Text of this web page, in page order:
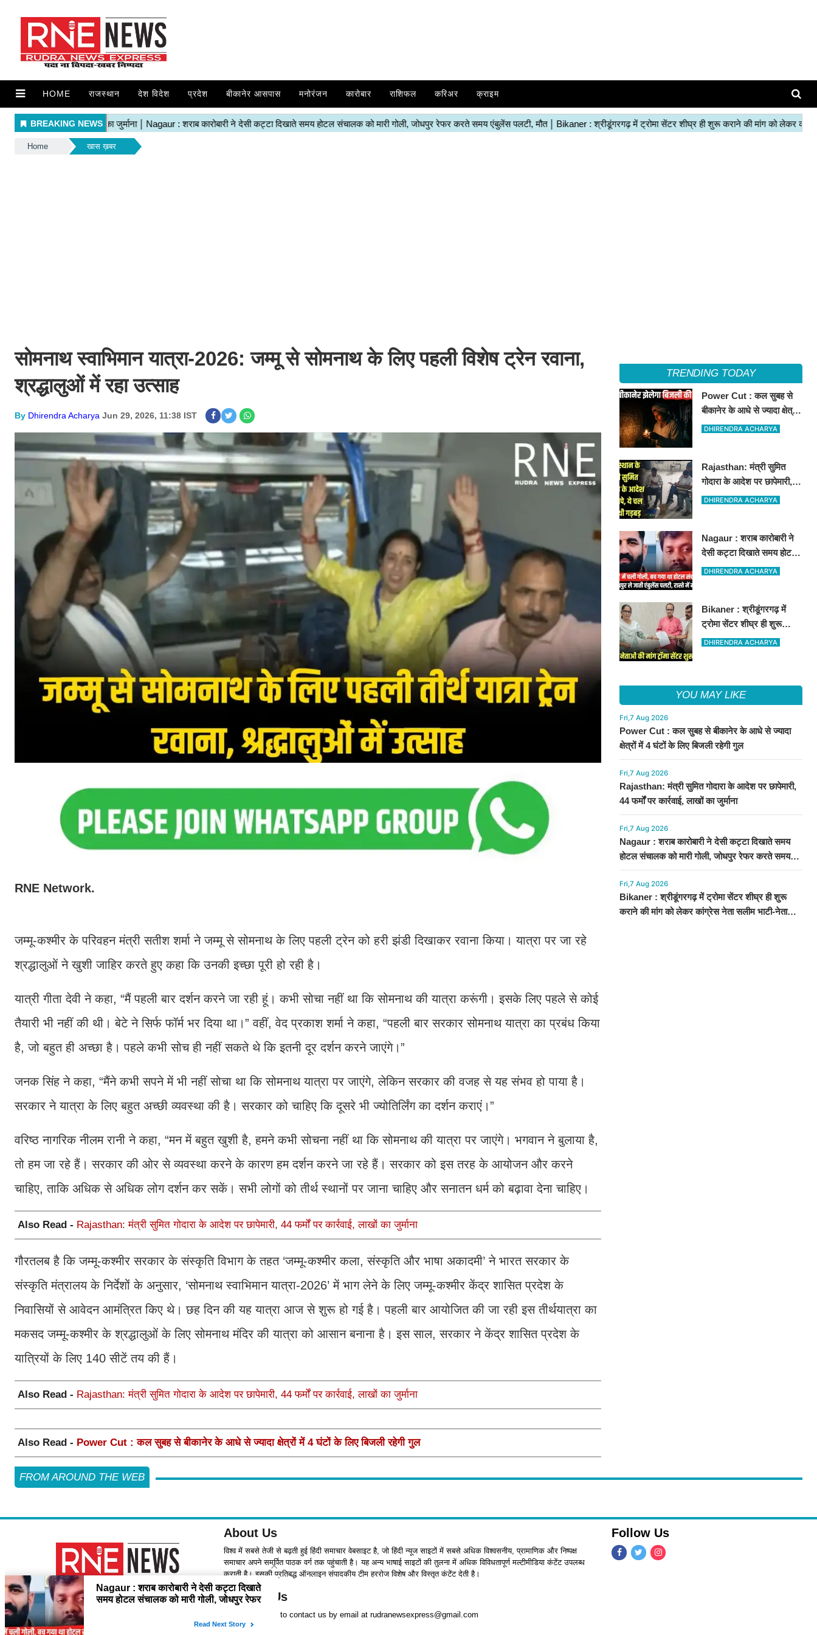
HOME राजस्थान देश विदेश प्रदेश बीकानेर आसपास मनोरंजन कारोबार राशिफल करिअर क्राइम
Home खास ख़बर
सोमनाथ स्वाभिमान यात्रा-2026: जम्मू से सोमनाथ के लिए पहली विशेष ट्रेन रवाना,
श्रद्धालुओं में रहा उत्साह
By Dhirendra Acharya Jun 29, 2026, 11:38 IST
RNE Network.
जम्मू-कश्मीर के परिवहन मंत्री सतीश शर्मा ने जम्मू से सोमनाथ के लिए पहली ट्रेन को हरी झंडी दिखाकर रवाना किया। यात्रा पर जा रहे
श्रद्धालुओं ने खुशी जाहिर करते हुए कहा कि उनकी इच्छा पूरी हो रही है।
यात्री गीता देवी ने कहा, “मैं पहली बार दर्शन करने जा रही हूं। कभी सोचा नहीं था कि सोमनाथ की यात्रा करूंगी। इसके लिए पहले से कोई
तैयारी भी नहीं की थी। बेटे ने सिर्फ फॉर्म भर दिया था।” वहीं, वेद प्रकाश शर्मा ने कहा, “पहली बार सरकार सोमनाथ यात्रा का प्रबंध किया
है, जो बहुत ही अच्छा है। पहले कभी सोच ही नहीं सकते थे कि इतनी दूर दर्शन करने जाएंगे।”
जनक सिंह ने कहा, “मैंने कभी सपने में भी नहीं सोचा था कि सोमनाथ यात्रा पर जाएंगे, लेकिन सरकार की वजह से यह संभव हो पाया है।
सरकार ने यात्रा के लिए बहुत अच्छी व्यवस्था की है। सरकार को चाहिए कि दूसरे भी ज्योतिर्लिंग का दर्शन कराएं।”
वरिष्ठ नागरिक नीलम रानी ने कहा, “मन में बहुत खुशी है, हमने कभी सोचना नहीं था कि सोमनाथ की यात्रा पर जाएंगे। भगवान ने बुलाया है,
तो हम जा रहे हैं। सरकार की ओर से व्यवस्था करने के कारण हम दर्शन करने जा रहे हैं। सरकार को इस तरह के आयोजन और करने
चाहिए, ताकि अधिक से अधिक लोग दर्शन कर सकें। सभी लोगों को तीर्थ स्थानों पर जाना चाहिए और सनातन धर्म को बढ़ावा देना चाहिए।
Also Read - Rajasthan: मंत्री सुमित गोदारा के आदेश पर छापेमारी, 44 फर्मों पर कार्रवाई, लाखों का जुर्माना
गौरतलब है कि जम्मू-कश्मीर सरकार के संस्कृति विभाग के तहत ‘जम्मू-कश्मीर कला, संस्कृति और भाषा अकादमी’ ने भारत सरकार के
संस्कृति मंत्रालय के निर्देशों के अनुसार, ‘सोमनाथ स्वाभिमान यात्रा-2026’ में भाग लेने के लिए जम्मू-कश्मीर केंद्र शासित प्रदेश के
निवासियों से आवेदन आमंत्रित किए थे। छह दिन की यह यात्रा आज से शुरू हो गई है। पहली बार आयोजित की जा रही इस तीर्थयात्रा का
मकसद जम्मू-कश्मीर के श्रद्धालुओं के लिए सोमनाथ मंदिर की यात्रा को आसान बनाना है। इस साल, सरकार ने केंद्र शासित प्रदेश के
यात्रियों के लिए 140 सीटें तय की हैं।
Also Read - Rajasthan: मंत्री सुमित गोदारा के आदेश पर छापेमारी, 44 फर्मों पर कार्रवाई, लाखों का जुर्माना
Also Read - Power Cut : कल सुबह से बीकानेर के आधे से ज्यादा क्षेत्रों में 4 घंटों के लिए बिजली रहेगी गुल
TRENDING TODAY
Power Cut : कल सुबह से
बीकानेर के आधे से ज्यादा क्षेत्रों
में 4 घंटों के लिए बिजली रहेगी
DHIRENDRA ACHARYA
Rajasthan: मंत्री सुमित
गोदारा के आदेश पर छापेमारी,
44 फर्मों पर कार्रवाई, लाखों का
DHIRENDRA ACHARYA
Nagaur : शराब कारोबारी ने
देसी कट्टा दिखाते समय होटल
संचालक को मारी गोली, जोधपुर
DHIRENDRA ACHARYA
Bikaner : श्रीडूंगरगढ़ में
ट्रोमा सेंटर शीघ्र ही शुरू
कराने की मांग को लेकर कांग्रेस
DHIRENDRA ACHARYA
YOU MAY LIKE
Fri,7 Aug 2026
Power Cut : कल सुबह से बीकानेर के आधे से ज्यादा
क्षेत्रों में 4 घंटों के लिए बिजली रहेगी गुल
Fri,7 Aug 2026
Rajasthan: मंत्री सुमित गोदारा के आदेश पर छापेमारी,
44 फर्मों पर कार्रवाई, लाखों का जुर्माना
Fri,7 Aug 2026
Nagaur : शराब कारोबारी ने देसी कट्टा दिखाते समय
होटल संचालक को मारी गोली, जोधपुर रेफर करते समय
एंबुलेंस पलटी, मौत
Fri,7 Aug 2026
Bikaner : श्रीडूंगरगढ़ में ट्रोमा सेंटर शीघ्र ही शुरू
कराने की मांग को लेकर कांग्रेस नेता सलीम भाटी-नेता
FROM AROUND THE WEB
About Us
विश्व में सबसे तेजी से बढ़ती हुई हिंदी समाचार वेबसाइट है, जो हिंदी न्यूज साइटों में सबसे अधिक विश्वसनीय, प्रामाणिक और निष्पक्ष
समाचार अपने समर्पित पाठक वर्ग तक पहुंचाती है। यह अन्य भाषाई साइटों की तुलना में अधिक विविधतापूर्ण मल्टीमीडिया कंटेंट उपलब्ध
कराती है। इसकी प्रतिबद्ध ऑनलाइन संपादकीय टीम हररोज विशेष और विस्तृत कंटेंट देती है।
Contact Us
please feel free to contact us by email at rudranewsexpress@gmail.com
Follow Us